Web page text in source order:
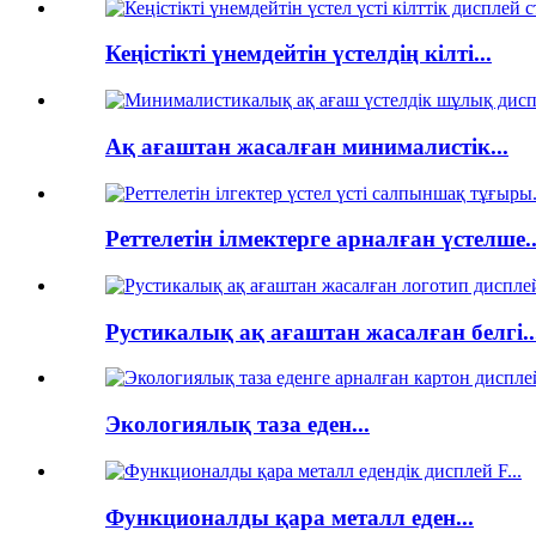
Кеңістікті үнемдейтін үстелдің кілті...
Ақ ағаштан жасалған минималистік...
Реттелетін ілмектерге арналған
Рустикалық ақ ағаштан жасалған
Экологиялық таза еден...
Функционалды қара металл еден...